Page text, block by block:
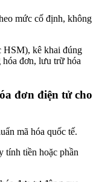
mức cố định, không
HSM), kê khai đúng
đơn, lưu trữ hóa
đơn điện tử cho
mã hóa quốc tế.
tính tiền hoặc phần